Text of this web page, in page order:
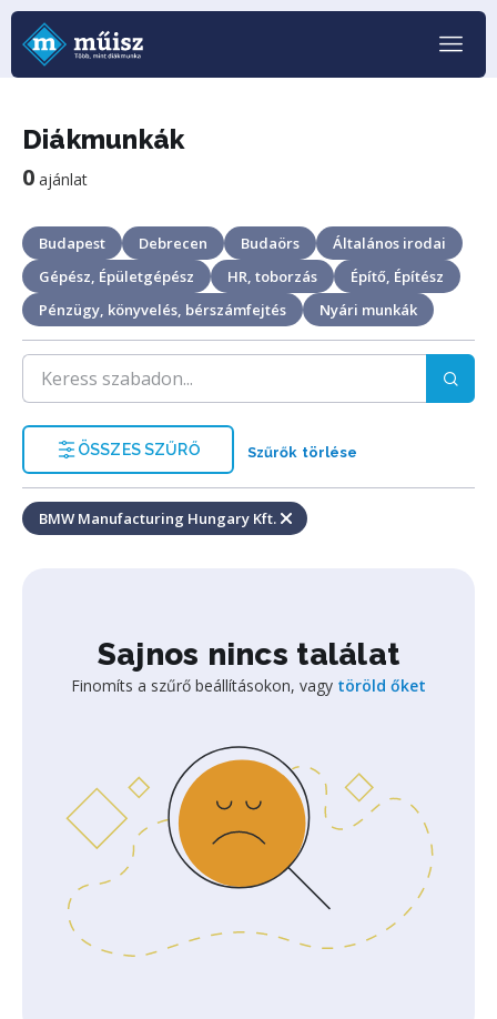
Diákmunkák
0 ajánlat
Budapest Debrecen Budaörs
Általános irodai
Gépész, Épületgépész
HR, toborzás
Építő, Építész
Pénzügy, könyvelés, bérszámfejtés
Nyári munkák
ÖSSZES SZŰRŐ Szűrők törlése
BMW Manufacturing Hungary Kft.
Sajnos nincs találat
Finomíts a szűrő beállításokon, vagy töröld őket